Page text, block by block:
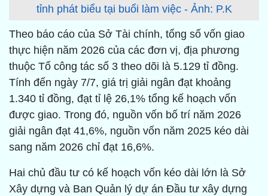
tỉnh phát biểu tại buổi làm việc - Ảnh: P.K
Theo báo cáo của Sở Tài chính, tổng số vốn giao
thực hiện năm 2026 của các đơn vị, địa phương
thuộc Tổ công tác số 3 theo dõi là 5.129 tỉ đồng.
Tính đến ngày 7/7, giá trị giải ngân đạt khoảng
1.340 tỉ đồng, đạt tỉ lệ 26,1% tổng kế hoạch vốn
được giao. Trong đó, nguồn vốn bố trí năm 2026
giải ngân đạt 41,6%, nguồn vốn năm 2025 kéo dài
sang năm 2026 chỉ đạt 16,6%.
Hai chủ đầu tư có kế hoạch vốn kéo dài lớn là Sở
Xây dựng và Ban Quản lý dự án Đầu tư xây dựng